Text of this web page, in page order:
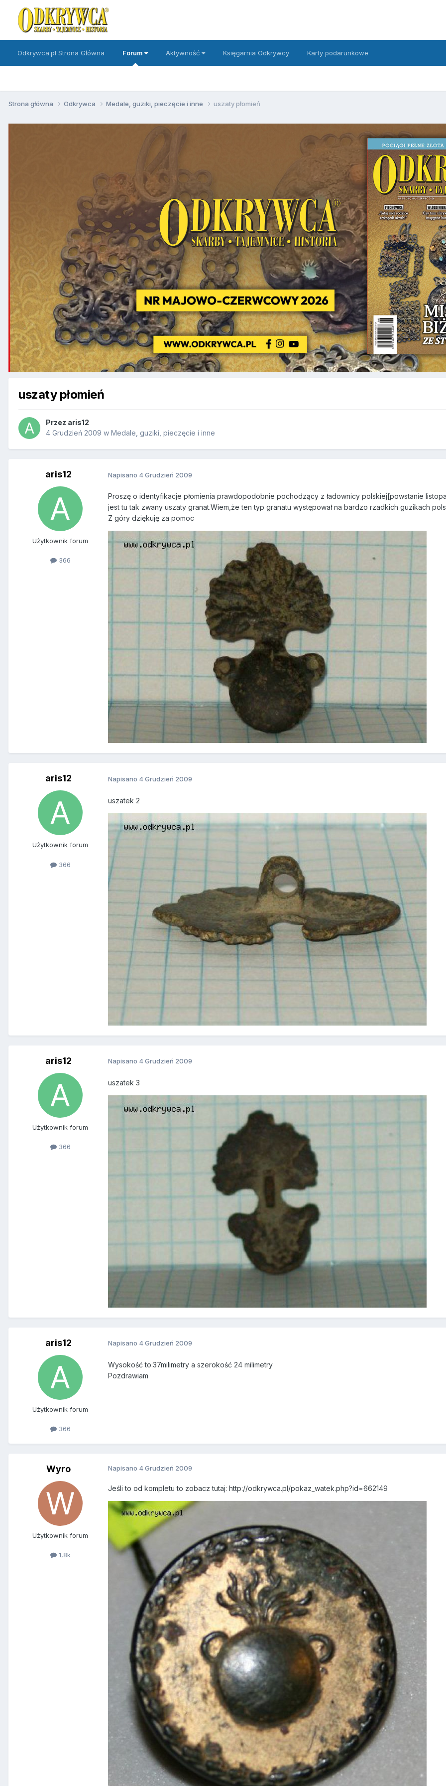
Odkrywca.pl Strona Główna Forum Aktywność Księgarnia Odkrywcy Karty podarunkowe
Strona główna Odkrywca Medale, guziki, pieczęcie i inne uszaty płomień
uszaty płomień
Przez aris12
4 Grudzień 2009 w Medale, guziki, pieczęcie i inne
aris12
Użytkownik forum
366
Napisano 4 Grudzień 2009
Proszę o identyfikacje płomienia prawdopodobnie pochodzący z ładownicy polskiej[powstanie
jest tu tak zwany uszaty granat.Wiem,że ten typ granatu występował na bardzo rzadkich guzikach
Z góry dziękuję za pomoc
aris12
Użytkownik forum
366
Napisano 4 Grudzień 2009
uszatek 2
aris12
Użytkownik forum
366
Napisano 4 Grudzień 2009
uszatek 3
aris12
Użytkownik forum
366
Napisano 4 Grudzień 2009
Wysokość to:37milimetry a szerokość 24 milimetry
Pozdrawiam
Wyro
Użytkownik forum
1,8k
Napisano 4 Grudzień 2009
Jeśli to od kompletu to zobacz tutaj: http://odkrywca.pl/pokaz_watek.php?id=662149